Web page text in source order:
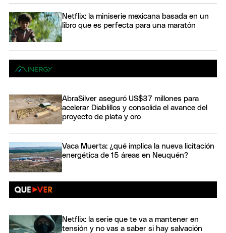
Netflix: la miniserie mexicana basada en un
libro que es perfecta para una maratón
AbraSilver aseguró US$37 millones para
acelerar Diablillos y consolida el avance del
proyecto de plata y oro
Vaca Muerta: ¿qué implica la nueva licitación
energética de 15 áreas en Neuquén?
Netflix: la serie que te va a mantener en
tensión y no vas a saber si hay salvación